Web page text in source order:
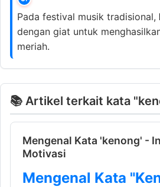
Pada festival musik tradisional,
dengan giat untuk
meriah.
📚 Artikel terkait kata
Mengenal Kata 'kenong' -
Motivasi
Mengenal Kata